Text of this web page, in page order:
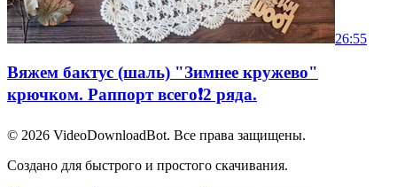
26:55
Вяжем бактус (шаль) "Зимнее кружево"
крючком. Раппорт всего❗2 ряда.
© 2026 VideoDownloadBot. Все права защищены.
Создано для быстрого и простого скачивания.